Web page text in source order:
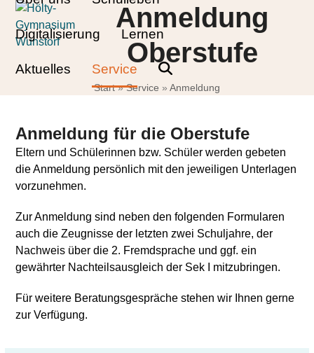
Skip
content
Digitalisierung Lernen
Aktuelles Service
Open
mobile
Close
mobile
Anmeldung
Oberstufe
Start»Service » Anmeldung
Anmeldung für die Oberstufe
Eltern und Schülerinnen bzw. Schüler werden gebeten
die Anmeldung persönlich mit den jeweiligen Unterlagen
vorzunehmen.
Zur Anmeldung sind neben den folgenden Formularen
auch die Zeugnisse der letzten zwei Schuljahre, der
Nachweis über die 2. Fremdsprache und ggf. ein
gewährter Nachteilsausgleich der Sek I mitzubringen.
Für weitere Beratungsgespräche stehen wir Ihnen gerne
zur Verfügung.